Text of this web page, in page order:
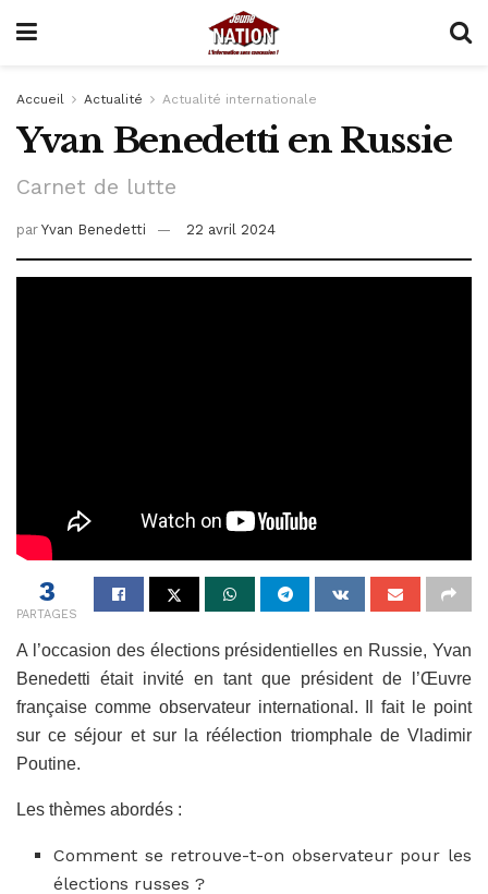
Accueil Actualité Actualité internationale
Yvan Benedetti en Russie
Carnet de lutte
par Yvan Benedetti 22 avril 2024
3
PARTAGES
A l’occasion des élections présidentielles en Russie, Yvan
Benedetti était invité en tant que président de l’Œuvre
française comme observateur international. Il fait le point
sur ce séjour et sur la réélection triomphale de Vladimir
Poutine.
Les thèmes abordés :
Comment se retrouve-t-on observateur pour les
élections russes ?